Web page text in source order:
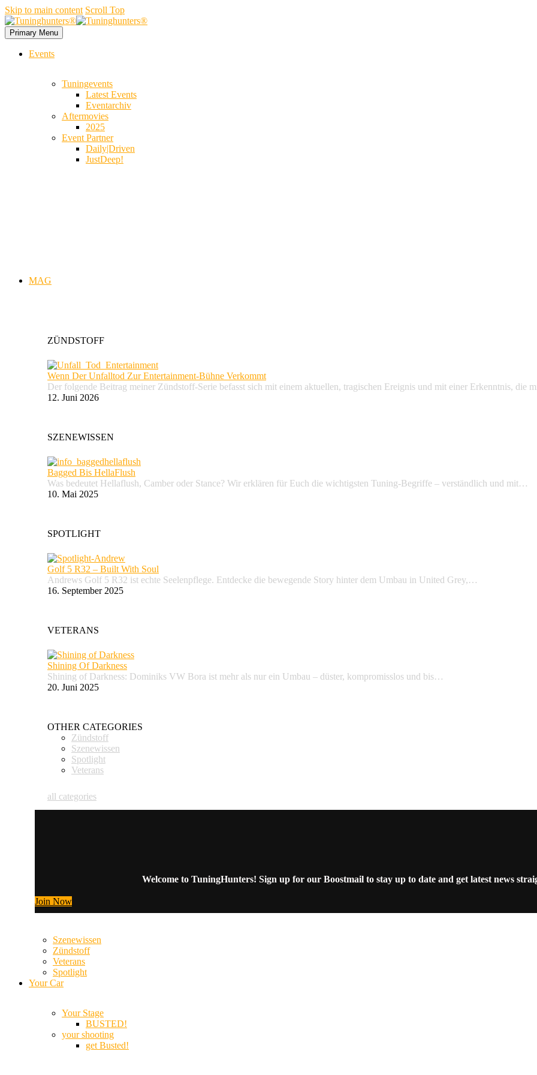
Skip to main content Scroll Top
Primary Menu
Events
Tuningevents
Latest Events
Eventarchiv
Aftermovies
2025
Event Partner
Daily|Driven
JustDeep!
MAG
ZÜNDSTOFF
Wenn Der Unfalltod Zur Entertainment-Bühne Verkommt
Der folgende Beitrag meiner Zündstoff-Serie befasst sich mit einem aktuellen, tragischen Ereignis und mit einer Erkenntnis, die
12. Juni 2026
SZENEWISSEN
Bagged Bis HellaFlush
Was bedeutet Hellaflush, Camber oder Stance? Wir erklären für Euch die wichtigsten Tuning-Begriffe – verständlich und mit…
10. Mai 2025
SPOTLIGHT
Golf 5 R32 – Built With Soul
Andrews Golf 5 R32 ist echte Seelenpflege. Entdecke die bewegende Story hinter dem Umbau in United Grey,…
16. September 2025
VETERANS
Shining Of Darkness
Shining of Darkness: Dominiks VW Bora ist mehr als nur ein Umbau – düster, kompromisslos und bis…
20. Juni 2025
OTHER CATEGORIES
Zündstoff
Szenewissen
Spotlight
Veterans
all categories
Welcome to TuningHunters! Sign up for our Boostmail to stay up to date and get latest news
Join Now
Szenewissen
Zündstoff
Veterans
Spotlight
Your Car
Your Stage
BUSTED!
your shooting
get Busted!